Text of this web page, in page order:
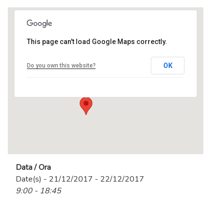
centro MEL
Via Tevere, 3 - Ranica
This page can't load Google Maps correctly.
Do you own this website? OK
Data / Ora
Date(s) - 21/12/2017 - 22/12/2017
9:00 - 18:45